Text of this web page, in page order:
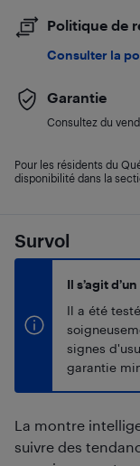
Survol
Il s’agit
Il a été
signes
garantie
La montre
suivre des
Politique de
Consulter la
Garantie
Consultez du
Pour les résidents du
disponibilité dans la